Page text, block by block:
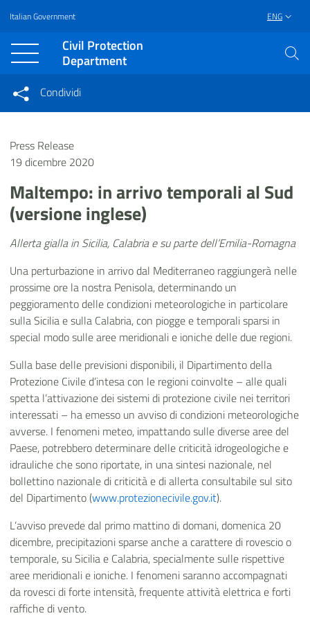
Vai al contenuto principale
Raggiungi il piè di pagina
Italian Government ENG
Civil Protection
Department
Condividi su Facebook
Condividi su LinkedIn
Condividi
Condividi sui social network
Press Release
19 dicembre 2020
Maltempo: in arrivo temporali al Sud
(versione inglese)
Allerta gialla in Sicilia, Calabria e su parte dell’Emilia-Romagna
Una perturbazione in arrivo dal Mediterraneo raggiungerà nelle
prossime ore la nostra Penisola, determinando un
peggioramento delle condizioni meteorologiche in particolare
sulla Sicilia e sulla Calabria, con piogge e temporali sparsi in
special modo sulle aree meridionali e ioniche delle due regioni.
Sulla base delle previsioni disponibili, il Dipartimento della
Protezione Civile d’intesa con le regioni coinvolte – alle quali
spetta l’attivazione dei sistemi di protezione civile nei territori
interessati – ha emesso un avviso di condizioni meteorologiche
avverse. I fenomeni meteo, impattando sulle diverse aree del
Paese, potrebbero determinare delle criticità idrogeologiche e
idrauliche che sono riportate, in una sintesi nazionale, nel
bollettino nazionale di criticità e di allerta consultabile sul sito
del Dipartimento (www.protezionecivile.gov.it).
L’avviso prevede dal primo mattino di domani, domenica 20
dicembre, precipitazioni sparse anche a carattere di rovescio o
temporale, su Sicilia e Calabria, specialmente sulle rispettive
aree meridionali e ioniche. I fenomeni saranno accompagnati
da rovesci di forte intensità, frequente attività elettrica e forti
raffiche di vento.